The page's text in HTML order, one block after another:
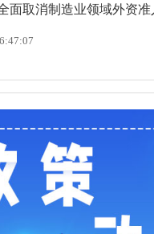
面取消制造业领域外资准